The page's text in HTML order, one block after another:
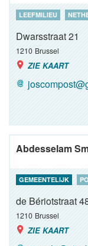
LEEFMILIEU
Dwarsstraat 21
1210 Brussel
ZIE KAART
Abdesselam
GEMEENTELIJK
de Bériotstraat
1210 Brussel
ZIE KAART